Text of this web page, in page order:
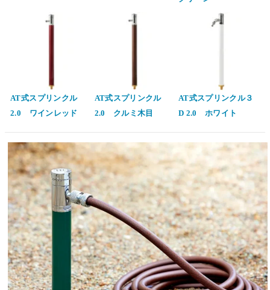
AT式スプリンクル
2.0 ワインレッド
AT式スプリンクル
2.0 クルミ木目
AT式スプリンクル３
D 2.0 ホワイト